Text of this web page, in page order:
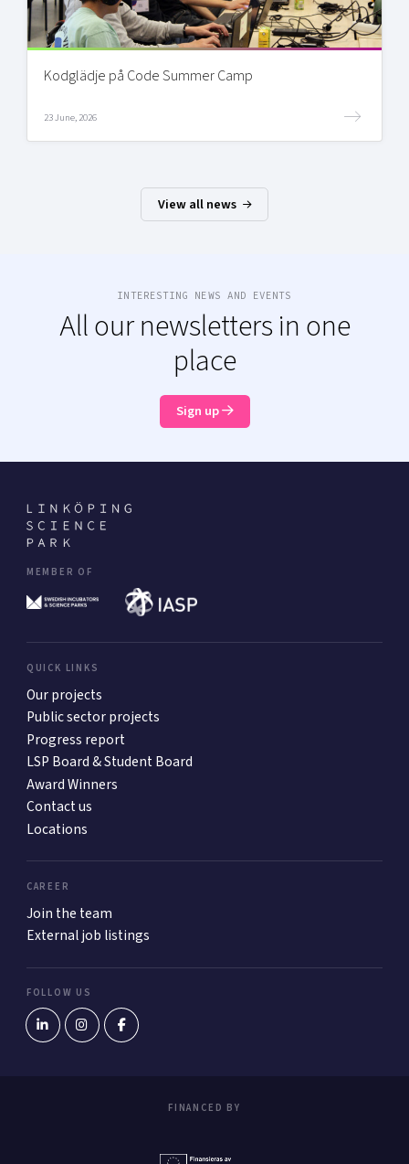
Kodglädje på Code Summer Camp
23 June, 2026
View all news
INTERESTING NEWS AND EVENTS
All our newsletters in one
place
Sign up
MEMBER OF
QUICK LINKS
Our projects
Public sector projects
Progress report
LSP Board & Student Board
Award Winners
Contact us
Locations
CAREER
Join the team
External job listings
FOLLOW US
FINANCED BY